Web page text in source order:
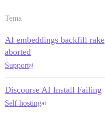
Tema
AI embeddings backfill rake
aborted
Supportai
Discourse AI Install Failing
Self-hostingai